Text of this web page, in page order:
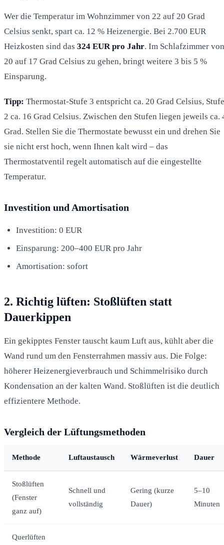
Wer die Temperatur im Wohnzimmer von 22 auf 20 Grad
Celsius senkt, spart ca. 12 % Heizenergie. Bei 2.700 EUR
Heizkosten sind das 324 EUR pro Jahr. Im Schlafzimmer von
20 auf 17 Grad Celsius zu gehen, bringt weitere 3 bis 5 %
Einsparung.
Tipp: Thermostat-Stufe 3 entspricht ca. 20 Grad Celsius, Stufe
2 ca. 16 Grad Celsius. Zwischen den Stufen liegen jeweils ca.
Grad. Stellen Sie die Thermostate bewusst ein und drehen Sie
sie nicht erst hoch, wenn Ihnen kalt wird – das
Thermostatventil regelt automatisch auf die eingestellte
Temperatur.
Investition und Amortisation
Investition: 0 EUR
Einsparung: 200–400 EUR pro Jahr
Amortisation: sofort
2. Richtig lüften: Stoßlüften statt
Dauerkippen
Ein gekipptes Fenster tauscht kaum Luft aus, kühlt aber die
Wand rund um den Fensterrahmen massiv aus. Die Folge:
höherer Heizenergieverbrauch und Schimmelrisiko durch
Kondensation an der kalten Wand. Stoßlüften ist die deutlich
effizientere Methode.
Vergleich der Lüftungsmethoden
Methode Luftaustausch Wärmeverlust Dauer
Stoßlüften
(Fenster
ganz auf)
Schnell und
vollständig
Gering (kurze
Dauer)
5–10
Minuten
Querlüften